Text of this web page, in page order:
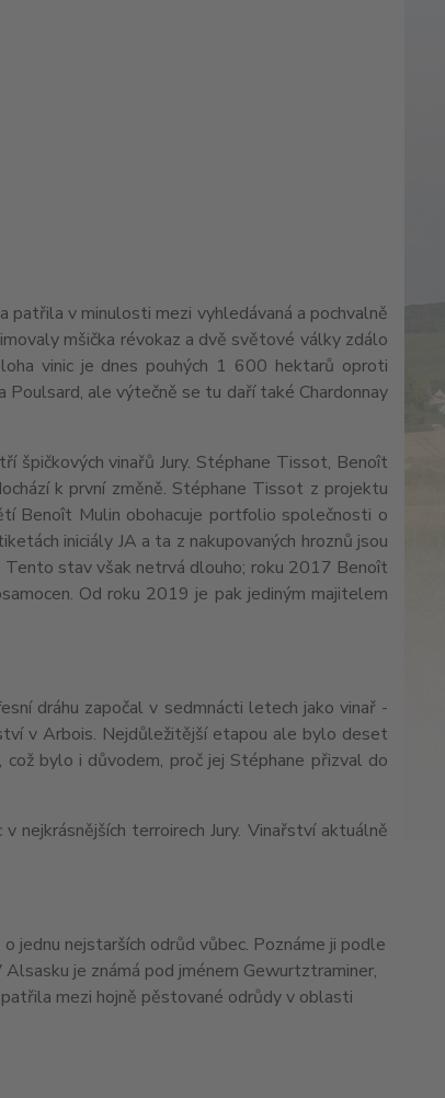
patřila v minulosti mezi vyhledávaná a pochvalně
mšička révokaz a dvě světové války zdálo
vinic je dnes pouhých 1 600 hektarů oproti
ale výtečně se tu daří také Chardonnay
špičkových vinařů Jury. Stéphane Tissot, Benoît
k první změně. Stéphane Tissot z projektu
Benoît Mulin obohacuje portfolio společnosti o
iniciály JA a ta z nakupovaných hroznů jsou
Tento stav však netrvá dlouho; roku 2017 Benoît
Od roku 2019 je pak jediným majitelem
dráhu započal v sedmnácti letech jako vinař -
v Arbois. Nejdůležitější etapou ale bylo deset
bylo i důvodem, proč jej Stéphane přizval do
nejkrásnějších terroirech Jury. Vinařství aktuálně
jednu nejstarších odrůd vůbec. Poznáme ji podle
je známá pod jménem Gewurtztraminer,
mezi hojně pěstované odrůdy v oblasti